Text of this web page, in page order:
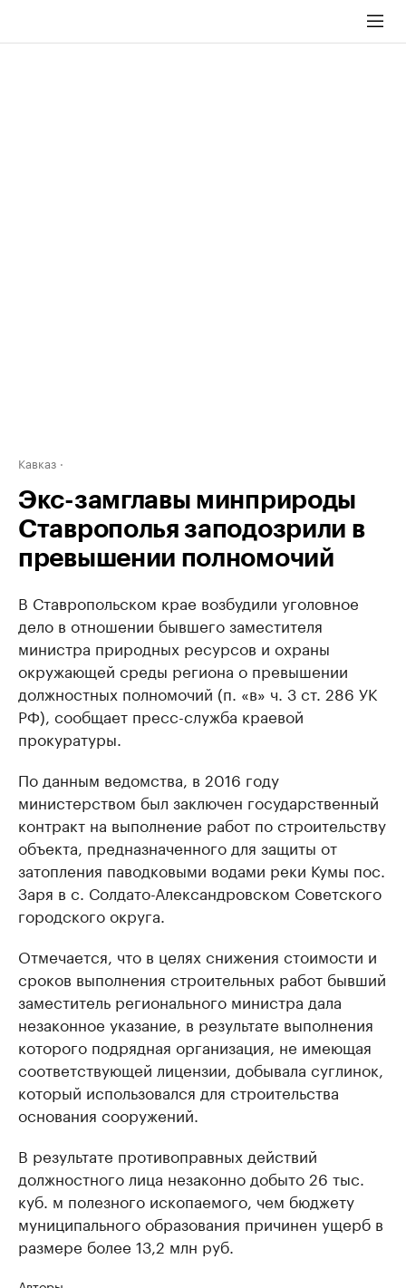
Кавказ
Экс-замглавы минприроды
Ставрополья заподозрили в
превышении полномочий
В Ставропольском крае возбудили уголовное
дело в отношении бывшего заместителя
министра природных ресурсов и охраны
окружающей среды региона о превышении
должностных полномочий (п. «в» ч. 3 ст. 286 УК
РФ), сообщает пресс-служба краевой
прокуратуры.
По данным ведомства, в 2016 году
министерством был заключен государственный
контракт на выполнение работ по строительству
объекта, предназначенного для защиты от
затопления паводковыми водами реки Кумы пос.
Заря в с. Солдато-Александровском Советского
городского округа.
Отмечается, что в целях снижения стоимости и
сроков выполнения строительных работ бывший
заместитель регионального министра дала
незаконное указание, в результате выполнения
которого подрядная организация, не имеющая
соответствующей лицензии, добывала суглинок,
который использовался для строительства
основания сооружений.
В результате противоправных действий
должностного лица незаконно добыто 26 тыс.
куб. м полезного ископаемого, чем бюджету
муниципального образования причинен ущерб в
размере более 13,2 млн руб.